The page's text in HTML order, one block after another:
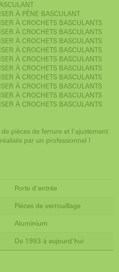
À PÊNE BASCULANT
À CROCHETS BASCULANTS
À CROCHETS BASCULANTS
À CROCHETS BASCULANTS
À CROCHETS BASCULANTS
À CROCHETS BASCULANTS
À CROCHETS BASCULANTS
À CROCHETS BASCULANTS
À CROCHETS BASCULANTS
À CROCHETS BASCULANTS
À CROCHETS BASCULANTS
pièces de ferrure et l'ajustement
par un professionnel !
Porte d'entrée
Pièces de verrouillage
Aluminium
De 1993 à aujourd'hui